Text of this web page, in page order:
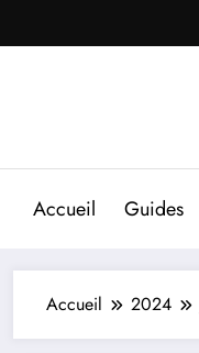
au
Accueil Guides
Accueil 2024